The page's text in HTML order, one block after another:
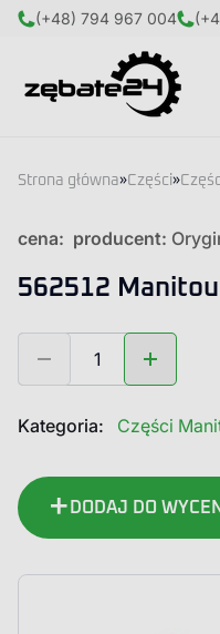
(+48) 794 967 004
Strona główna»Części»
cena: producent:
562512
562512
Szpilka
DODAJ DO
Kategoria: Części